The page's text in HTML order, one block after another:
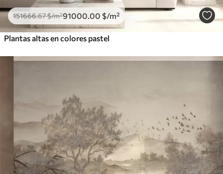
151666.67$/m²91000 .00 $/m²
Plantas altas en colores pastel